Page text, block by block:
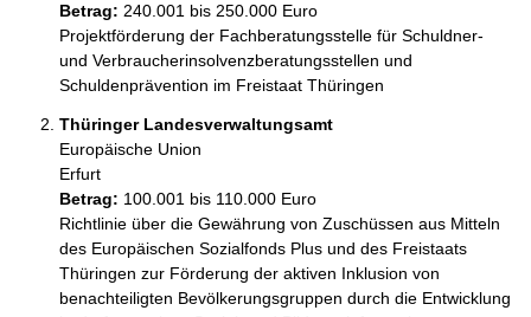
Betrag: 240.001 bis 250.000 Euro
Projektförderung der Fachberatungsstelle für Schuldner-
und Verbraucherinsolvenzberatungsstellen und
Schuldenprävention im Freistaat Thüringen
Thüringer Landesverwaltungsamt
Europäische Union
Erfurt
Betrag: 100.001 bis 110.000 Euro
Richtlinie über die Gewährung von Zuschüssen aus Mitteln
des Europäischen Sozialfonds Plus und des Freistaats
Thüringen zur Förderung der aktiven Inklusion von
benachteiligten Bevölkerungsgruppen durch die Entwicklung